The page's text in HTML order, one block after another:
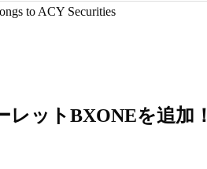
to ACY Securities
ットBXONEを追加！